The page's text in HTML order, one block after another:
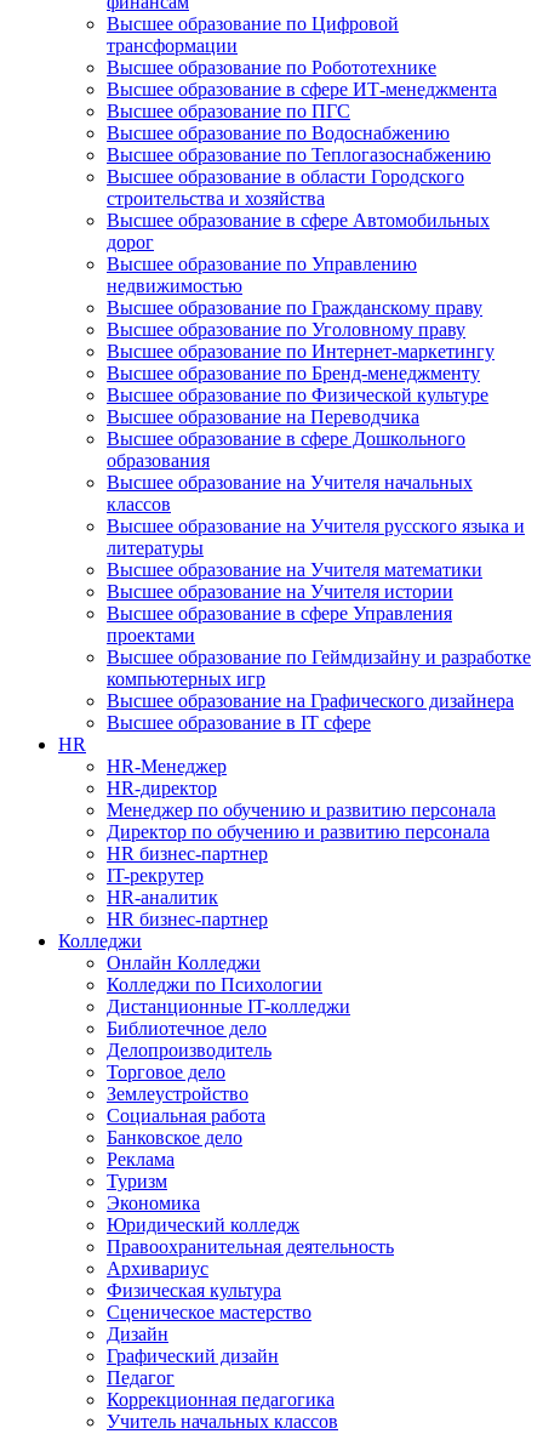
Высшее образование по Цифровой
трансформации
Высшее образование по Робототехнике
Высшее образование в сфере ИТ-менеджмента
Высшее образование по ПГС
Высшее образование по Водоснабжению
Высшее образование по Теплогазоснабжению
Высшее образование в области Городского
строительства и хозяйства
Высшее образование в сфере Автомобильных
дорог
Высшее образование по Управлению
недвижимостью
Высшее образование по Гражданскому праву
Высшее образование по Уголовному праву
Высшее образование по Интернет-маркетингу
Высшее образование по Бренд-менеджменту
Высшее образование по Физической культуре
Высшее образование на Переводчика
Высшее образование в сфере Дошкольного
образования
Высшее образование на Учителя начальных
классов
Высшее образование на Учителя русского языка и
литературы
Высшее образование на Учителя математики
Высшее образование на Учителя истории
Высшее образование в сфере Управления
проектами
Высшее образование по Геймдизайну и разработке
компьютерных игр
Высшее образование на Графического дизайнера
Высшее образование в IT сфере
HR
HR-Менеджер
HR-директор
Менеджер по обучению и развитию персонала
Директор по обучению и развитию персонала
HR бизнес-партнер
IT-рекрутер
HR-аналитик
HR бизнес-партнер
Колледжи
Онлайн Колледжи
Колледжи по Психологии
Дистанционные IT-колледжи
Библиотечное дело
Делопроизводитель
Торговое дело
Землеустройство
Социальная работа
Банковское дело
Реклама
Туризм
Экономика
Юридический колледж
Правоохранительная деятельность
Архивариус
Физическая культура
Сценическое мастерство
Дизайн
Графический дизайн
Педагог
Коррекционная педагогика
Учитель начальных классов